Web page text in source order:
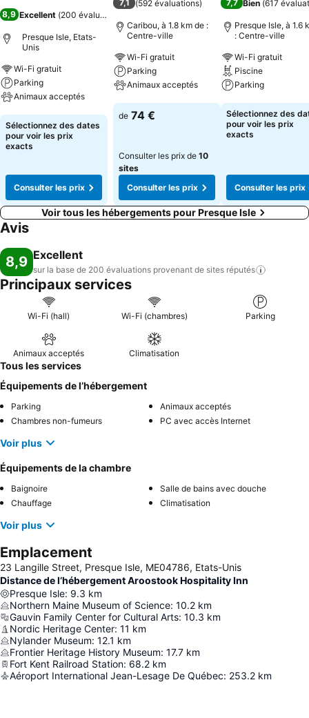
8,9 Excellent (200 évaluations
Presque Isle, Etats-
Unis
Wi-Fi gratuit
Parking
Animaux acceptés
Consulter les prix
Sélectionnez des dates
pour voir les prix
exacts
Consulter les prix
7,1 (592 évaluations)
Caribou, à 1.8 km de :
Centre-ville
Wi-Fi gratuit
Parking
Animaux acceptés
Consulter les prix
de 74 €
Consulter les prix de 10
sites
Consulter les prix
7,7 Bien (617
Presque Isle, à 1.6
: Centre-ville
Wi-Fi gratuit
Piscine
Parking
Consulter les
Sélectionnez des
pour voir les prix
exacts
Consulter les prix
Voir tous les hébergements pour Presque Isle
Avis
8,9 Excellent
sur la base de 200 évaluations provenant de sites réputés
Principaux services
Wi-Fi (hall) Wi-Fi (chambres) Parking
Animaux acceptés Climatisation
Tous les services
Équipements de l’hébergement
Parking
Animaux acceptés
Chambres non-fumeurs
PC avec accès Internet
Voir plus
Équipements de la chambre
Baignoire
Salle de bains avec douche
Chauffage
Climatisation
Voir plus
Emplacement
23 Langille Street, Presque Isle, ME04786, Etats-Unis
Distance de l’hébergement Aroostook Hospitality Inn
Presque Isle: 9.3 km
Northern Maine Museum of Science: 10.2 km
Gauvin Family Center for Cultural Arts: 10.3 km
Nordic Heritage Center: 11 km
Nylander Museum: 12.1 km
Frontier Heritage History Museum: 17.7 km
Fort Kent Railroad Station: 68.2 km
Aéroport International Jean-Lesage De Québec: 253.2 km